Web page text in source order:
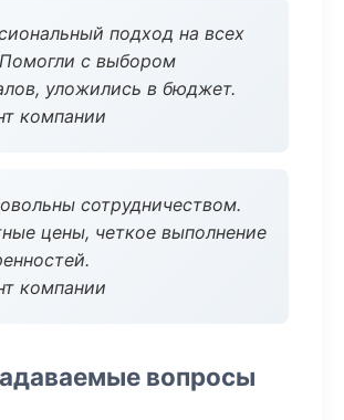
подход на всех
с выбором
уложились в бюджет.
компании
сотрудничеством.
цены, четкое выполнение
компании
вопросы